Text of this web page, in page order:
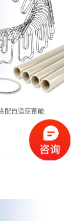
配自适应蓄能…
了解更多